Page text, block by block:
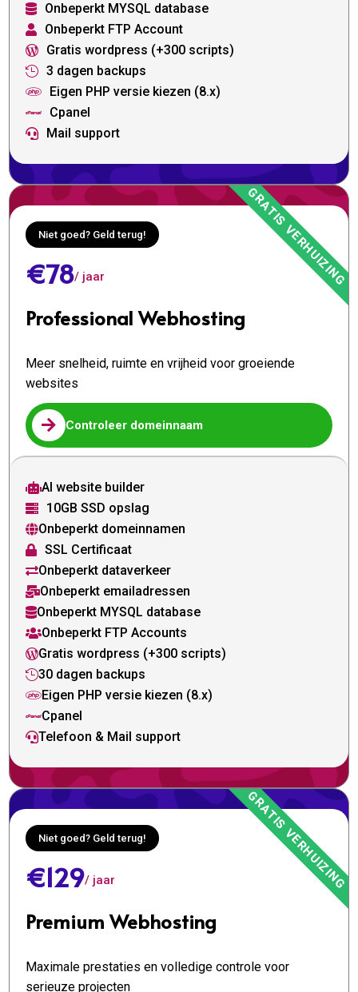
 Onbeperkt MYSQL database
 Onbeperkt FTP Account
 Gratis wordpress (+300 scripts)
 3 dagen backups
 Eigen PHP versie kiezen (8.x)
 Cpanel
 Mail support
Niet goed? Geld terug!
€78/ jaar
Professional Webhosting
Meer snelheid, ruimte en vrijheid voor groeiende
websites
 Controleer domeinnaam
AI website builder
 10GB SSD opslag
Onbeperkt domeinnamen
 SSL Certificaat
Onbeperkt dataverkeer
Onbeperkt emailadressen
Onbeperkt MYSQL database
Onbeperkt FTP Accounts
Gratis wordpress (+300 scripts)
30 dagen backups
Eigen PHP versie kiezen (8.x)
Cpanel
Telefoon & Mail support
Niet goed? Geld terug!
€129/ jaar
Premium Webhosting
Maximale prestaties en volledige controle voor
serieuze projecten